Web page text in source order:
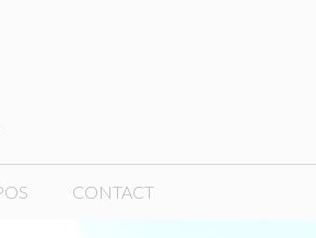
CONTACT